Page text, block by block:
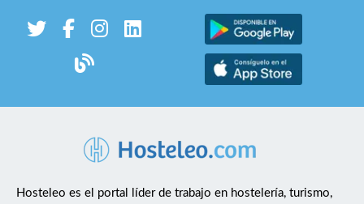
Hosteleo es el portal líder de trabajo en hostelería, turismo,